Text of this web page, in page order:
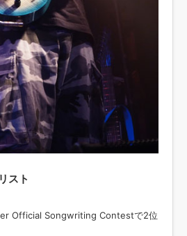
スト
Official Songwriting Contestで2位